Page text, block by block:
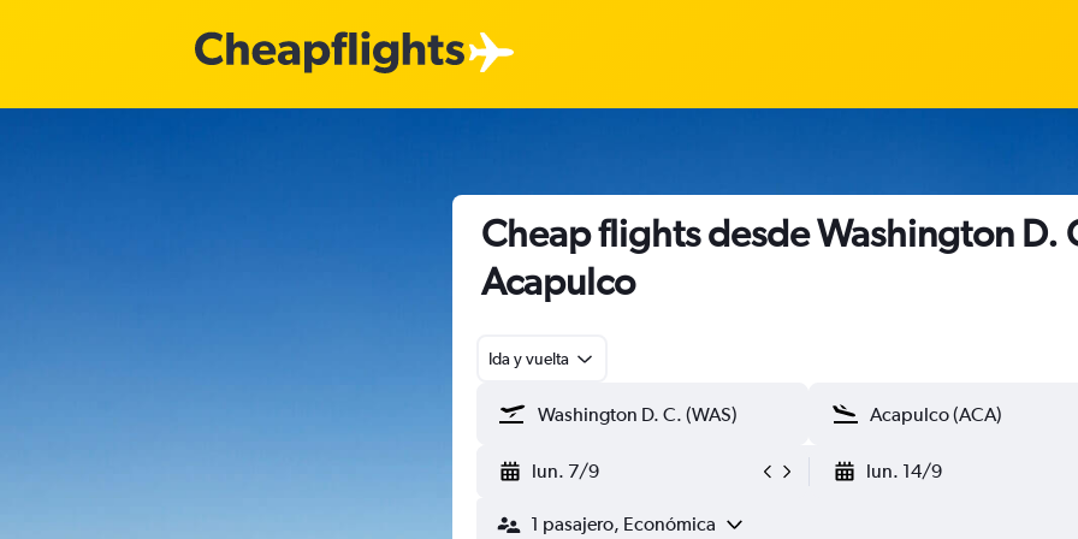
Cheap flights desde Washington D.
Acapulco
Ida y vuelta
lun. 7/9 lun. 14/9
1 pasajero, Económica